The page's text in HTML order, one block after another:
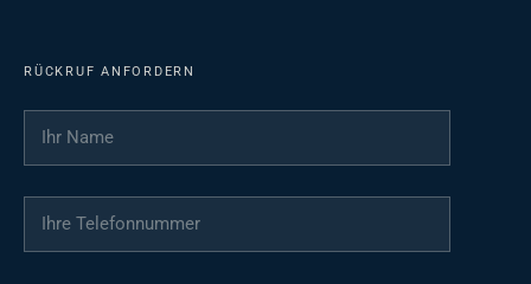
RÜCKRUF ANFORDERN
Ihr Name
Ihre Telefonnummer